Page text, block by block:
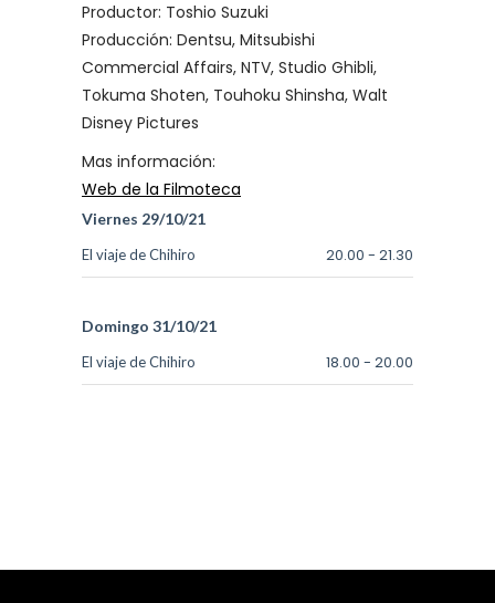
Productor: Toshio Suzuki
Producción: Dentsu, Mitsubishi
Commercial Affairs, NTV, Studio Ghibli,
Tokuma Shoten, Touhoku Shinsha, Walt
Disney Pictures
Mas información:
Web de la Filmoteca
Viernes 29/10/21
El viaje de Chihiro 20.00 - 21.30
Domingo 31/10/21
El viaje de Chihiro 18.00 - 20.00